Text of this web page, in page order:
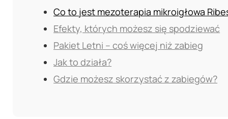
Co to jest mezoterapia mikroigłowa
Efekty, których możesz się spodziewać
Pakiet Letni – coś więcej niż zabieg
Jak to działa?
Gdzie możesz skorzystać z zabiegów?